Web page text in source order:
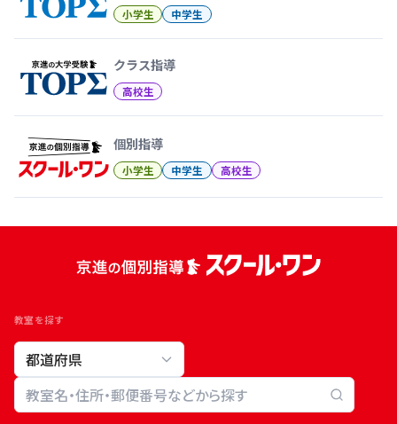
小学生 中学生
クラス指導
高校生
個別指導
小学生 中学生 高校生
教室を探す
教室検索